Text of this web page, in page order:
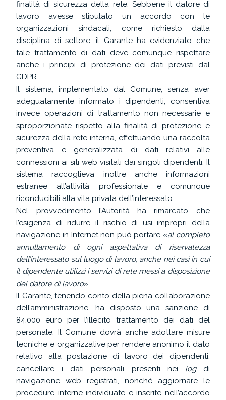
finalità di sicurezza della rete. Sebbene il datore di
lavoro avesse stipulato un accordo con le
organizzazioni sindacali, come richiesto dalla
disciplina di settore, il Garante ha evidenziato che
tale trattamento di dati deve comunque rispettare
anche i principi di protezione dei dati previsti dal
GDPR.
Il sistema, implementato dal Comune, senza aver
adeguatamente informato i dipendenti, consentiva
invece operazioni di trattamento non necessarie e
sproporzionate rispetto alla finalità di protezione e
sicurezza della rete interna, effettuando una raccolta
preventiva e generalizzata di dati relativi alle
connessioni ai siti web visitati dai singoli dipendenti. Il
sistema raccoglieva inoltre anche informazioni
estranee all’attività professionale e comunque
riconducibili alla vita privata dell’interessato.
Nel provvedimento l’Autorità ha rimarcato che
l’esigenza di ridurre il rischio di usi impropri della
navigazione in Internet non può portare «al completo
annullamento di ogni aspettativa di riservatezza
dell’interessato sul luogo di lavoro, anche nei casi in cui
il dipendente utilizzi i servizi di rete messi a disposizione
del datore di lavoro».
Il Garante, tenendo conto della piena collaborazione
dell’amministrazione, ha disposto una sanzione di
84.000 euro per l’illecito trattamento dei dati del
personale. Il Comune dovrà anche adottare misure
tecniche e organizzative per rendere anonimo il dato
relativo alla postazione di lavoro dei dipendenti,
cancellare i dati personali presenti nei logdi
navigazione web registrati, nonché aggiornare le
procedure interne individuate e inserite nell’accordo